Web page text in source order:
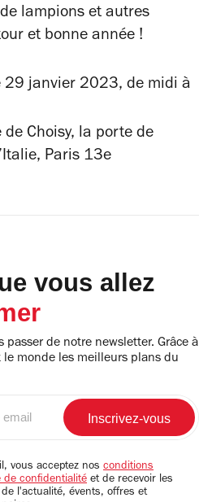
lampions et autres
et bonne année !
29 janvier 2023, de midi à
de Choisy, la porte de
Paris 13e
vous allez
passer de notre newsletter. Grâce à
monde les meilleurs plans du
vous acceptez nos conditions
de confidentialité et de recevoir les
l'actualité, évents, offres et